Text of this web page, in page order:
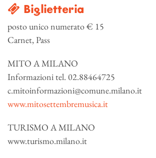
Biglietteria
posto unico numerato € 15
Carnet, Pass
MITO A MILANO
Informazioni tel. 02.88464725
c.mitoinformazioni@comune.milano.it
www.mitosettembremusica.it
TURISMO A MILANO
www.turismo.milano.it